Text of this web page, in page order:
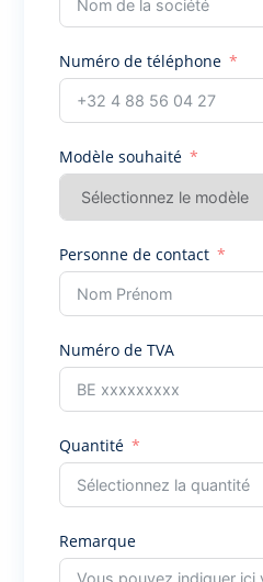
Numéro de téléphone
Modèle souhaité
Personne de contact
Numéro de TVA
Quantité
Remarque